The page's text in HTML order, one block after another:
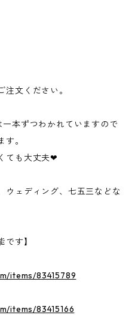
文ください。
本ずつわかれていますので
。
ても大丈夫❤︎
ウェディング、七五三などな
です】
items/83415789
items/83415166